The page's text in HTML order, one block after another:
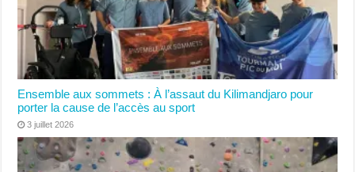
Ensemble aux sommets : À l’assaut du Kilimandjaro pour
porter la cause de l’accès au sport
3 juillet 2026